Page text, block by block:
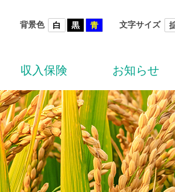
背景色 白 黒 青 文字サイズ
収入保険 お知らせ